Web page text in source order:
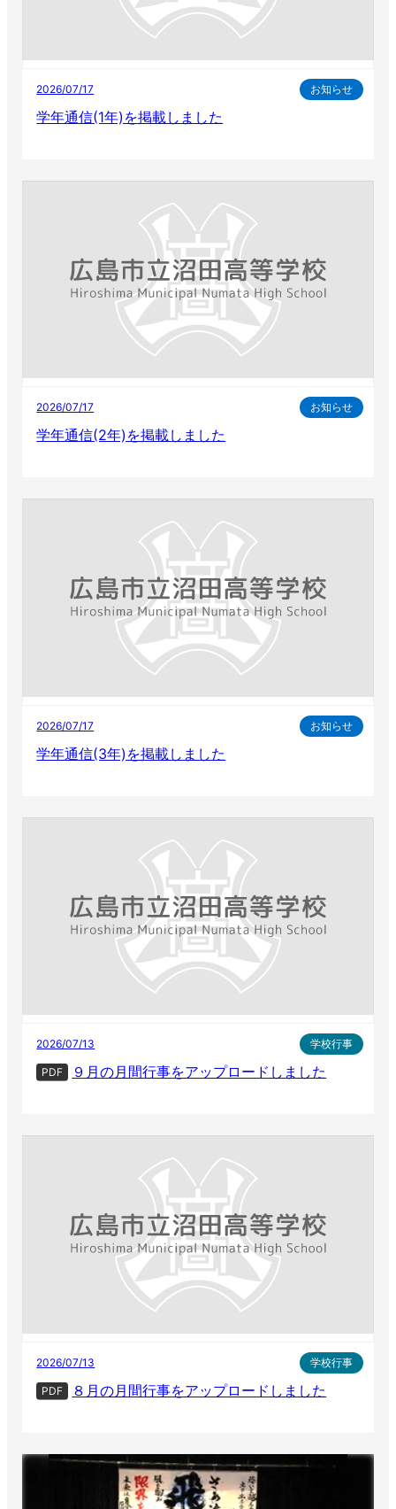
2026/07/17 お知らせ
学年通信(1年)を掲載しました
2026/07/17 お知らせ
学年通信(2年)を掲載しました
2026/07/17 お知らせ
学年通信(3年)を掲載しました
2026/07/13 学校行事
PDF ９月の月間行事をアップロードしました
2026/07/13 学校行事
PDF ８月の月間行事をアップロードしました